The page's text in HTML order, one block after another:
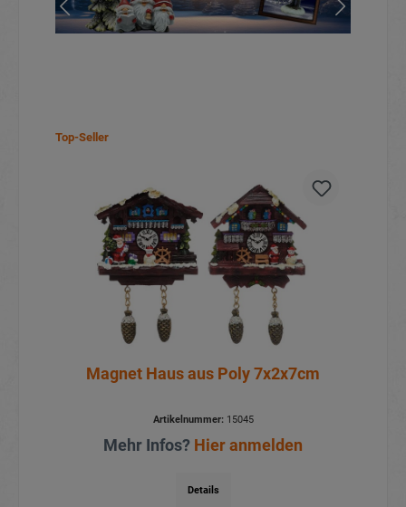
Top-Seller
Magnet Haus aus Poly 7x2x7cm
Artikelnummer:15045
Mehr Infos? Hier anmelden
Details